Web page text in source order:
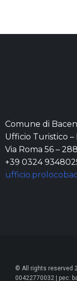
Comune di
Ufficio Turistico
Via Roma 56 –
+39 0324
© All rights reserved
00422770032 | pec: